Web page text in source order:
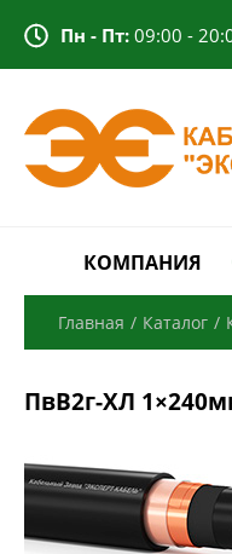
Пн - Пт: 09:00 -
КОМПАНИЯ
Главная / Каталог /
ПвВ2г-ХЛ